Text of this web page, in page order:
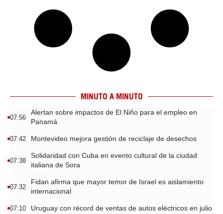
MINUTO A MINUTO
07:56
Alertan sobre impactos de El Niño para el empleo en
Panamá
07:42 Montevideo mejora gestión de reciclaje de desechos
07:38
Solidaridad con Cuba en evento cultural de la ciudad
italiana de Sora
07:32
Fidan afirma que mayor temor de Israel es aislamiento
internacional
07:10 Uruguay con récord de ventas de autos eléctricos en julio